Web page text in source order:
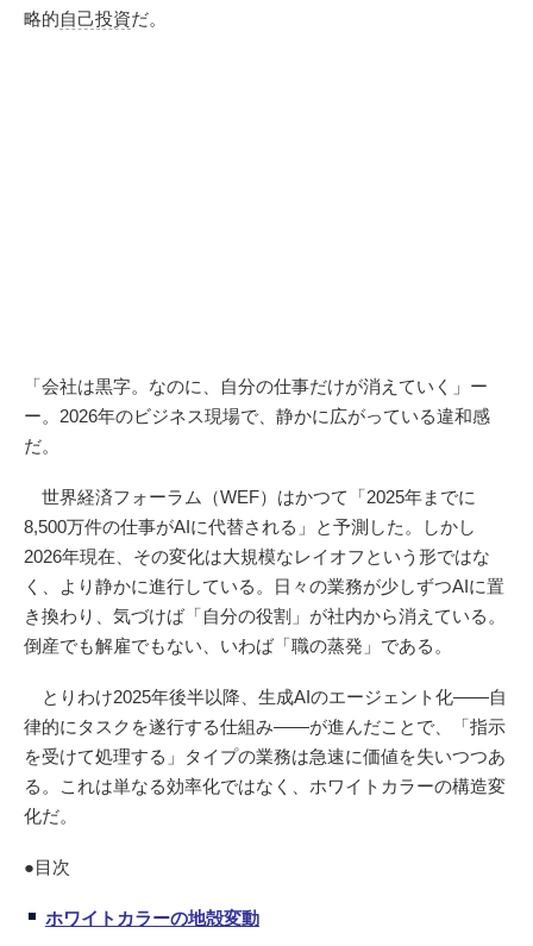
略的自己投資だ。
「会社は黒字。なのに、自分の仕事だけが消えていく」ー
ー。2026年のビジネス現場で、静かに広がっている違和感
だ。
世界経済フォーラム（WEF）はかつて「2025年までに
8,500万件の仕事がAIに代替される」と予測した。しかし
2026年現在、その変化は大規模なレイオフという形ではな
く、より静かに進行している。日々の業務が少しずつAIに置
き換わり、気づけば「自分の役割」が社内から消えている。
倒産でも解雇でもない、いわば「職の蒸発」である。
とりわけ2025年後半以降、生成AIのエージェント化――自
律的にタスクを遂行する仕組み――が進んだことで、「指示
を受けて処理する」タイプの業務は急速に価値を失いつつあ
る。これは単なる効率化ではなく、ホワイトカラーの構造変
化だ。
●目次
ホワイトカラーの地殻変動